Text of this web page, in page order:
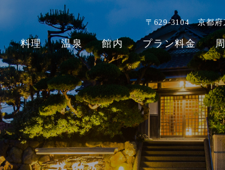
〒629-3104京都府
料理 温泉 館内 プラン料金